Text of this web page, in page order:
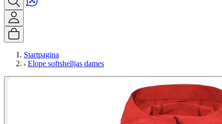
Startpagina
Elope softshelljas dames